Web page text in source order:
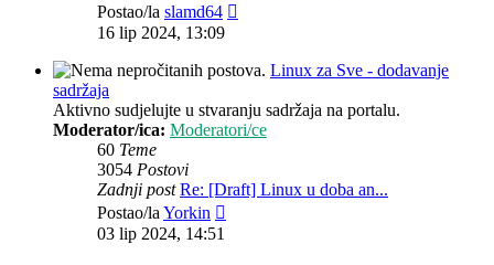
Postao/la slamd64
16 lip 2024, 13:09
Linux za Sve - dodavanje
sadržaja
Aktivno sudjelujte u stvaranju sadržaja na portalu.
Moderator/ica: Moderatori/ce
60 Teme
3054 Postovi
Zadnji post Re: [Draft] Linux u doba an...
Postao/laYorkin
03 lip 2024, 14:51